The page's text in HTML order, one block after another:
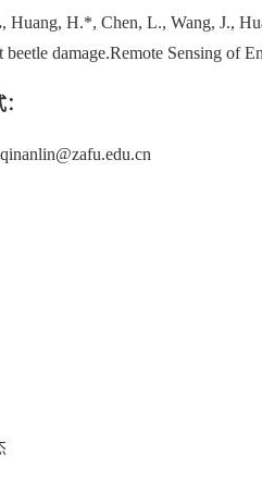
, Huang, H.*, Chen, L., Wang, J.,
beetle damage.Remote Sensing of